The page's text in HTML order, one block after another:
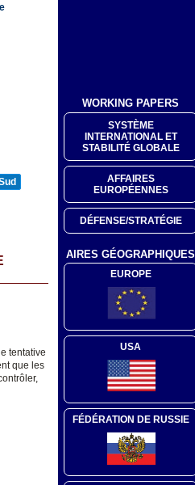
tentative
que les
WORKING PAPERS
SYSTÈME
INTERNATIONAL ET
STABILITÉ GLOBALE
AFFAIRES
EUROPÉENNES
DÉFENSE/STRATÉGIE
AIRES GÉOGRAPHIQUES
EUROPE
USA
FÉDÉRATION DE RUSSIE